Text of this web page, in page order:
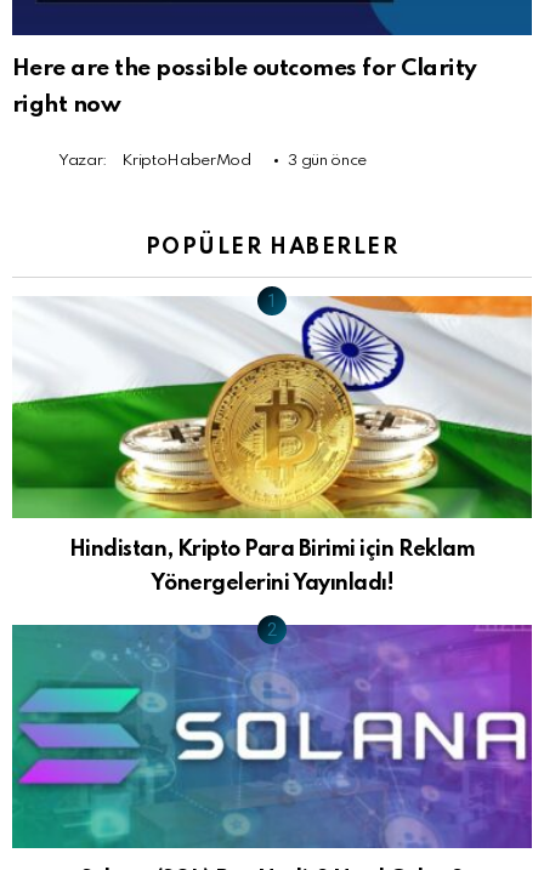
Here are the possible outcomes for Clarity
right now
Yazar: KriptoHaberMod 3 gün önce
POPÜLER HABERLER
Hindistan, Kripto Para Birimi için Reklam
Yönergelerini Yayınladı!